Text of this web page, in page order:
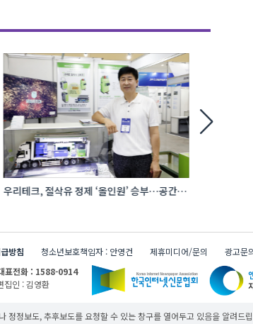
테크, 절삭유 정제 ‘올인원’ 승부…공간·
[현장] ‘시공’ 너머
방침 청소년보호책임자 : 안영건 제휴미디어/문의 광고문
표전화 : 1588-0914
집인 : 김영환
정정보도, 추후보도를 요청할 수 있는 창구를 열어두고 있음을 알려드